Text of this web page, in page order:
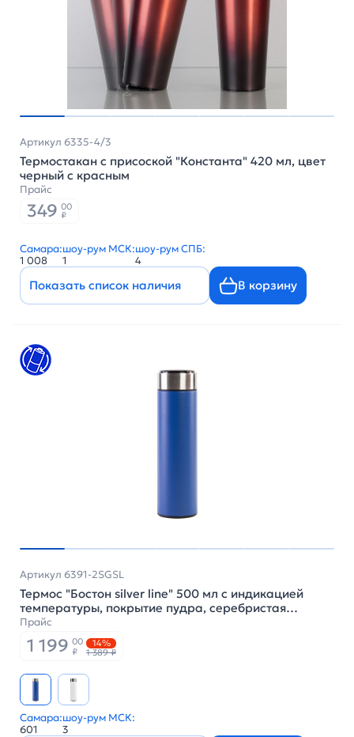
Артикул 6335-4/3
Термостакан с присоской "Константа" 420 мл, цвет
черный с красным
Прайс
349 00
₽
Самара:
1 008
шоу-рум МСК:
1
шоу-рум СПБ:
4
Показать список наличия В корзину
Артикул 6391-2SGSL
Термос "Бостон silver line" 500 мл с индикацией
температуры, покрытие пудра, серебристая
разборная крышка, цвет синий
Прайс
1 199 00
₽
14%
1 389 ₽
Самара:
601
шоу-рум МСК:
3